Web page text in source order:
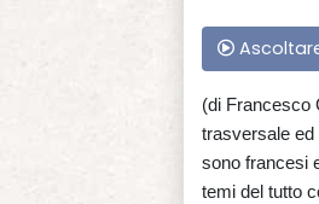
(di Francesco
trasversale ed
sono francesi
temi del tutto